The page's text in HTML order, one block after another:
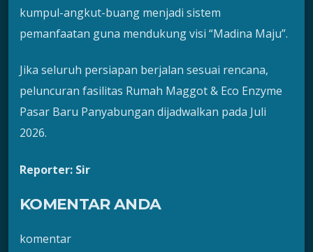
kumpul-angkut-buang menjadi sistem
pemanfaatan guna mendukung visi “Madina Maju”.
Jika seluruh persiapan berjalan sesuai rencana,
peluncuran fasilitas Rumah Maggot & Eco Enzyme
Pasar Baru Panyabungan dijadwalkan pada Juli
2026.
Reporter: Sir
KOMENTAR ANDA
komentar